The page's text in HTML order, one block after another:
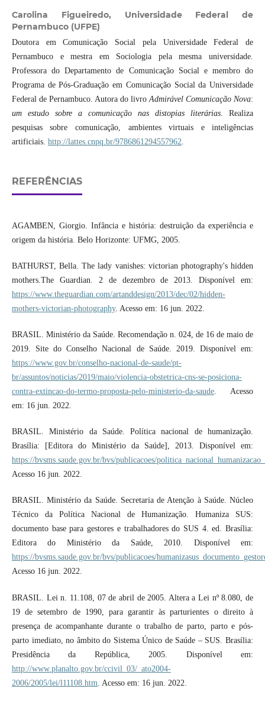
Carolina Figueiredo, Universidade Federal de
Pernambuco (UFPE)
Doutora em Comunicação Social pela Universidade Federal de
Pernambuco e mestra em Sociologia pela mesma universidade.
Professora do Departamento de Comunicação Social e membro do
Programa de Pós-Graduação em Comunicação Social da Universidade
Federal de Pernambuco. Autora do livroAdmirável Comunicação Nova:
um estudo sobre a comunicação nas distopias literárias. Realiza
pesquisas sobre comunicação, ambientes virtuais e inteligências
artificiais. http://lattes.cnpq.br/9786861294557962.
REFERÊNCIAS
AGAMBEN, Giorgio. Infância e história: destruição da experiência e
origem da história. Belo Horizonte: UFMG, 2005.
BATHURST, Bella. The lady vanishes: victorian photography's hidden
mothers.The Guardian. 2 de dezembro de 2013. Disponível em:
https://www.theguardian.com/artanddesign/2013/dec/02/hidden-
mothers-victorian-photography. Acesso em: 16 jun. 2022.
BRASIL. Ministério da Saúde. Recomendação n. 024, de 16 de maio de
2019. Site do Conselho Nacional de Saúde. 2019. Disponível em:
https://www.gov.br/conselho-nacional-de-saude/pt-
br/assuntos/noticias/2019/maio/violencia-obstetrica-cns-se-posiciona-
contra-extincao-do-termo-proposta-pelo-ministerio-da-saude. Acesso
em: 16 jun. 2022.
BRASIL. Ministério da Saúde. Política nacional de humanização.
Brasília: [Editora do Ministério da Saúde], 2013. Disponível em:
https://bvsms.saude.gov.br/bvs/publicacoes/
Acesso 16 jun. 2022.
BRASIL. Ministério da Saúde. Secretaria de Atenção à Saúde. Núcleo
Técnico da Política Nacional de Humanização. Humaniza SUS:
documento base para gestores e trabalhadores do SUS 4. ed. Brasília:
Editora do Ministério da Saúde, 2010. Disponível em:
https://bvsms.saude.gov.br/bvs/publicacoes/
Acesso 16 jun. 2022.
BRASIL. Lei n. 11.108, 07 de abril de 2005. Altera a Lei nº 8.080, de
19 de setembro de 1990, para garantir às parturientes o direito à
presença de acompanhante durante o trabalho de parto, parto e pós-
parto imediato, no âmbito do Sistema Único de Saúde – SUS. Brasília:
Presidência da República, 2005. Disponível em:
http://www.planalto.gov.br/ccivil_03/_ato2004-
2006/2005/lei/l11108.htm . Acesso em: 16 jun. 2022.